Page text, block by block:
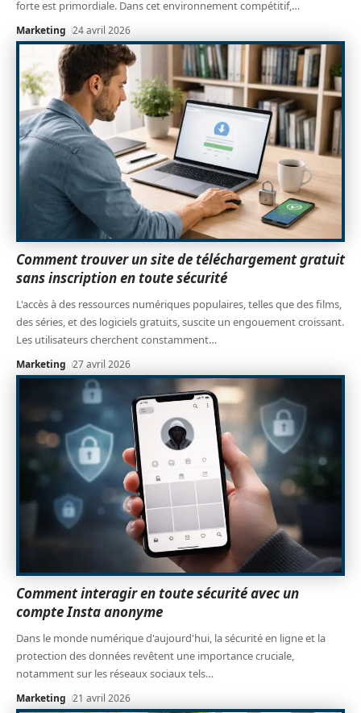
forte est primordiale. Dans cet environnement compétitif,…
Marketing 24 avril 2026
Comment trouver un site de téléchargement gratuit
sans inscription en toute sécurité
L'accès à des ressources numériques populaires, telles que des films,
des séries, et des logiciels gratuits, suscite un engouement croissant.
Les utilisateurs cherchent constamment…
Marketing 27 avril 2026
Comment interagir en toute sécurité avec un
compte Insta anonyme
Dans le monde numérique d'aujourd'hui, la sécurité en ligne et la
protection des données revêtent une importance cruciale,
notamment sur les réseaux sociaux tels…
Marketing 21 avril 2026